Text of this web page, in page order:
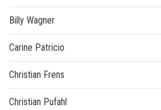
Billy Wagner
Carine Patricio
Christian Frens
Christian Pufahl